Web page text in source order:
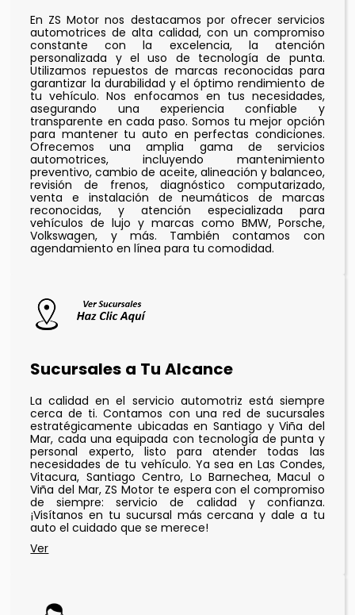
En ZS Motor nos destacamos por ofrecer servicios
automotrices de alta calidad, con un compromiso
constante con la excelencia, la atención
personalizada y el uso de tecnología de punta.
Utilizamos repuestos de marcas reconocidas para
garantizar la durabilidad y el óptimo rendimiento de
tu vehículo. Nos enfocamos en tus necesidades,
asegurando una experiencia confiable y
transparente en cada paso. Somos tu mejor opción
para mantener tu auto en perfectas condiciones.
Ofrecemos una amplia gama de servicios
automotrices, incluyendo mantenimiento
preventivo, cambio de aceite, alineación y balanceo,
revisión de frenos, diagnóstico computarizado,
venta e instalación de neumáticos de marcas
reconocidas, y atención especializada para
vehículos de lujo y marcas como BMW, Porsche,
Volkswagen, y más. También contamos con
agendamiento en línea para tu comodidad.
Sucursales a Tu Alcance
La calidad en el servicio automotriz está siempre
cerca de ti. Contamos con una red de sucursales
estratégicamente ubicadas en Santiago y Viña del
Mar, cada una equipada con tecnología de punta y
personal experto, listo para atender todas las
necesidades de tu vehículo. Ya sea en Las Condes,
Vitacura, Santiago Centro, Lo Barnechea, Macul o
Viña del Mar, ZS Motor te espera con el compromiso
de siempre: servicio de calidad y confianza.
¡Visítanos en tu sucursal más cercana y dale a tu
auto el cuidado que se merece!